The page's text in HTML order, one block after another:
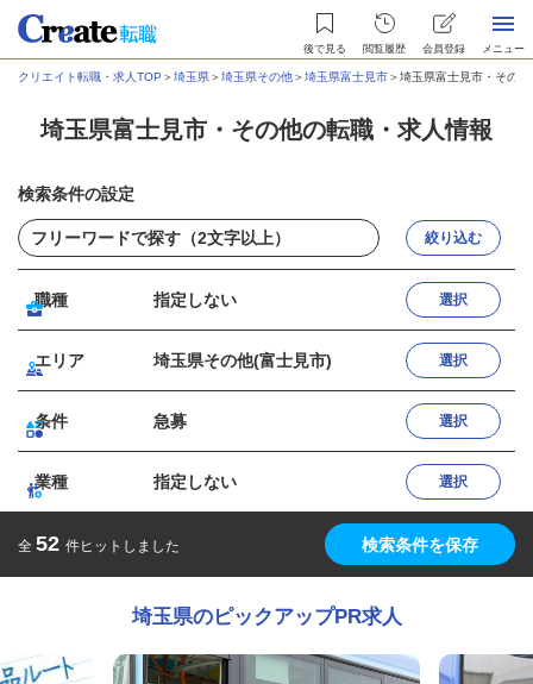
後で見る 閲覧履歴 会員登録 メニュー
クリエイト転職・求人TOP ＞埼玉県＞埼玉県その他＞埼玉県富士見市＞埼玉県富士見市・その
埼玉県富士見市・その他の転職・求人情報
検索条件の設定
絞り込む
職種 指定しない 選択
エリア 埼玉県その他(富士見市) 選択
条件 急募 選択
業種 指定しない 選択
全 52 件ヒットしました 検索条件を保存
埼玉県のピックアップPR求人